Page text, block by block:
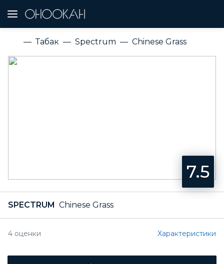
Табак Spectrum Chinese Grass
7.5
SPECTRUM Chinese Grass
4 оценки Характеристики